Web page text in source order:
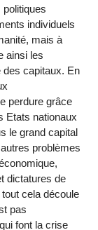
politiques
individuels
mais à
ainsi les
des capitaux. En
perdure grâce
Etats nationaux
le grand capital
problèmes
dictatures de
cela découle
pas
font la crise